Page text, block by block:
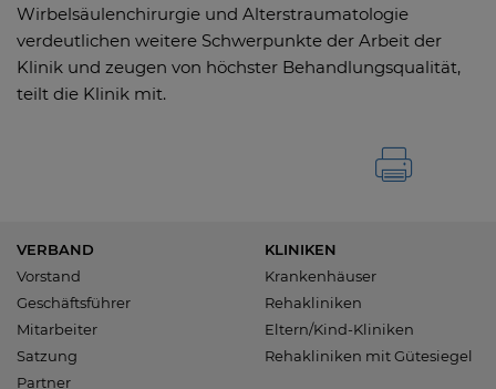
Wirbelsäulenchirurgie und Alterstraumatologie
verdeutlichen weitere Schwerpunkte der Arbeit der
Klinik und zeugen von höchster Behandlungsqualität,
teilt die Klinik mit.
VERBAND
Vorstand
Geschäftsführer
Mitarbeiter
Satzung
Partner
KLINIKEN
Krankenhäuser
Rehakliniken
Eltern/Kind-Kliniken
Rehakliniken mit Gütesiegel